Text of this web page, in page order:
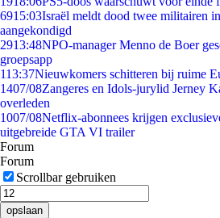
6915:03Israël meldt dood twee militairen
aangekondigd
2913:48NPO-manager Menno de Boer
groepsapp
113:37Nieuwkomers schitteren bij ruime
1407/08Zangeres en Idols-jurylid Jerney
overleden
1007/08Netflix-abonnees krijgen
uitgebreide GTA VI trailer
Forum
Forum
Scrollbar gebruiken
opslaan